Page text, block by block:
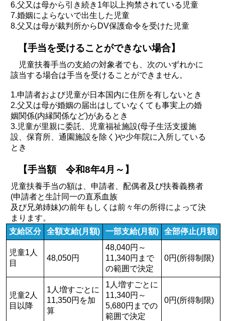
6.父又は母から引き続き1年以上拘禁されている児童
7.婚姻によらないで出生した児童
8.父又は母が裁判所からDV保護命令を受けた児童
【手当を受けることができない場合】
児童扶養手当の支給の対象者でも、次のいずれかに
該当する場合は手当を受けることができません。
1.申請者および児童が日本国内に住所を有しないとき
2.父又は母が婚姻の届出はしていなくても事実上の婚
姻関係(内縁関係など)があるとき
3.児童が里親に委託、児童福祉施設(母子生活支援施
設、保育所、通園施設を除く)や少年院に入所している
とき
【手当額 令和8年4月～】
児童扶養手当の額は、申請者、配偶者及び扶養義務者
(申請者と生計同一の直系血族
及び兄弟姉妹)の前年もしくは前々年の所得によって決
まります。
支給区分
全額支給(月額) 一部支給(月額) 全部停止(月額)
児童1人
目
48,050円
48,040円～
11,340円まで
の範囲で決定
0円(所得制限)
児童2人
目以降
1人増すごとに
11,350円を加
算
1人増すごとに
11,340円～
5,680円までの
範囲で決定
0円(所得制限)